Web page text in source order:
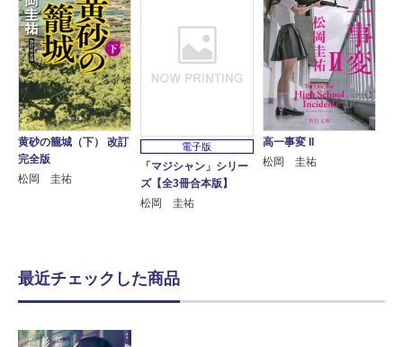
黄砂の籠城（下） 改訂
完全版
松岡 圭祐
電子版
「マジシャン」シリー
ズ【全3冊合本版】
松岡 圭祐
高一事変 II
松岡 圭祐
最近チェックした商品